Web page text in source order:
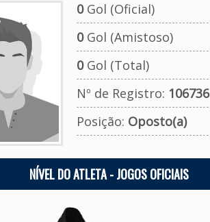
0Gol (Oficial)
0Gol (Amistoso)
0Gol (Total)
Nº de Registro: 106736
Posição: Oposto(a)
NÍVEL DO ATLETA - JOGOS OFICIAIS